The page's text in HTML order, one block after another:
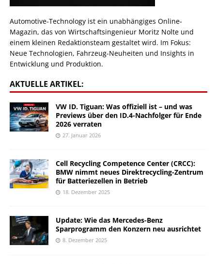
Automotive-Technology ist ein unabhängiges Online-
Magazin, das von Wirtschaftsingenieur Moritz Nolte und
einem kleinen Redaktionsteam gestaltet wird. Im Fokus:
Neue Technologien, Fahrzeug-Neuheiten und Insights in
Entwicklung und Produktion.
AKTUELLE ARTIKEL:
VW ID. Tiguan: Was offiziell ist – und was
Previews über den ID.4-Nachfolger für Ende
2026 verraten
27. Januar 2026
Cell Recycling Competence Center (CRCC):
BMW nimmt neues Direktrecycling-Zentrum
für Batteriezellen in Betrieb
18. Dezember 2025
Update: Wie das Mercedes-Benz
Sparprogramm den Konzern neu ausrichtet
8. Dezember 2025